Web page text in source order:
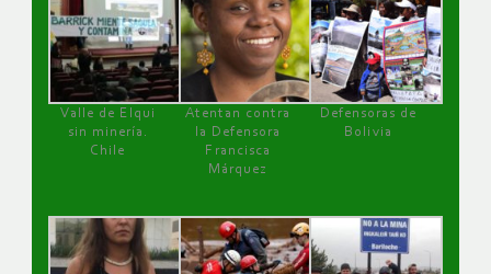
Valle de Elqui
sin minería.
Chile
Atentan contra
la Defensora
Francisca
Márquez
Defensoras de
Bolivia